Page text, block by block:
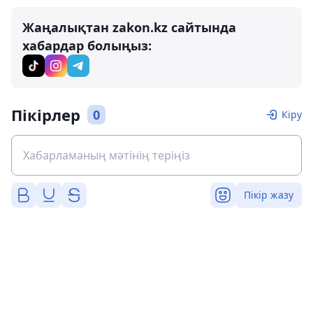
Жаңалықтан zakon.kz сайтында
хабардар болыңыз:
Пікірлер 0 Кіру
Пікір жазу